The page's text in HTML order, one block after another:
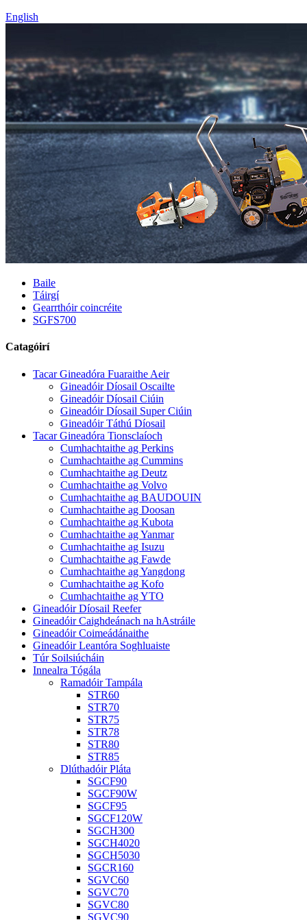
English
Baile
Táirgí
Gearrthóir coincréite
SGFS700
Catagóirí
Tacar Gineadóra Fuaraithe Aeir
Gineadóir Díosail Oscailte
Gineadóir Díosail Ciúin
Gineadóir Díosail Super Ciúin
Gineadóir Táthú Díosail
Tacar Gineadóra Tionsclaíoch
Cumhachtaithe ag Perkins
Cumhachtaithe ag Cummins
Cumhachtaithe ag Deutz
Cumhachtaithe ag Volvo
Cumhachtaithe ag BAUDOUIN
Cumhachtaithe ag Doosan
Cumhachtaithe ag Kubota
Cumhachtaithe ag Yanmar
Cumhachtaithe ag Isuzu
Cumhachtaithe ag Fawde
Cumhachtaithe ag Yangdong
Cumhachtaithe ag Kofo
Cumhachtaithe ag YTO
Gineadóir Díosail Reefer
Gineadóir Caighdeánach na hAstráile
Gineadóir Coimeádánaithe
Gineadóir Leantóra Soghluaiste
Túr Soilsiúcháin
Innealra Tógála
Ramadóir Tampála
STR60
STR70
STR75
STR78
STR80
STR85
Dlúthadóir Pláta
SGCF90
SGCF90W
SGCF95
SGCF120W
SGCH300
SGCH4020
SGCH5030
SGCR160
SGVC60
SGVC70
SGVC80
SGVC90